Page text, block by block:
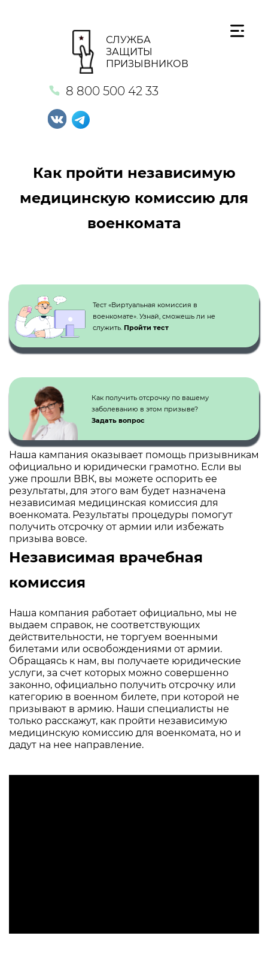
СЛУЖБА
ЗАЩИТЫ
ПРИЗЫВНИКОВ
8 800 500 42 33
Как пройти независимую
медицинскую комиссию для
военкомата
Тест «Виртуальная комиссия в
военкомате». Узнай, сможешь ли не
служить. Пройти тест
Как получить отсрочку по вашему
заболеванию в этом призыве?
Задать вопрос
Наша кампания оказывает помощь призывникам
официально и юридически грамотно. Если вы
уже прошли ВВК, вы можете оспорить ее
результаты, для этого вам будет назначена
независимая медицинская комиссия для
военкомата. Результаты процедуры помогут
получить отсрочку от армии или избежать
призыва вовсе.
Независимая врачебная
комиссия
Наша компания работает официально, мы не
выдаем справок, не соответствующих
действительности, не торгуем военными
билетами или освобождениями от армии.
Обращаясь к нам, вы получаете юридические
услуги, за счет которых можно совершенно
законно, официально получить отсрочку или
категорию в военном билете, при которой не
призывают в армию. Наши специалисты не
только расскажут, как пройти независимую
медицинскую комиссию для военкомата, но и
дадут на нее направление.